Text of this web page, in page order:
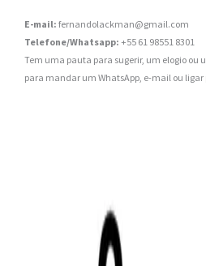
E-mail: fernandolackman@gmail.com
Telefone/Whatsapp: +55 61 98551 8301
Tem uma pauta para sugerir, um elogio ou
para mandar um WhatsApp, e-mail ou